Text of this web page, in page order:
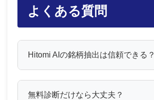
よくある質問
Hitomi AIの銘柄抽出は信頼できる？
無料診断だけなら大丈夫？